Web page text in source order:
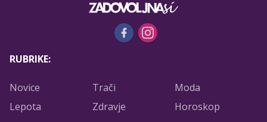
RUBRIKE:
Novice Trači
Moda
Lepota
Zdravje
Horoskop